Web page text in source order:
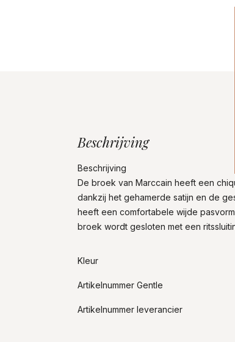
Beschrijving
Beschrijving
De broek van Marccain heeft een
dankzij het gehamerde satijn en de
heeft een comfortabele wijde
broek wordt gesloten met een
Kleur
Artikelnummer Gentle
Artikelnummer leverancier